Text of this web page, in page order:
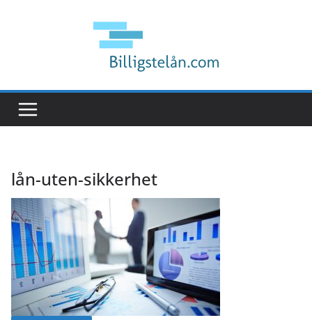
lån-uten-sikkerhet